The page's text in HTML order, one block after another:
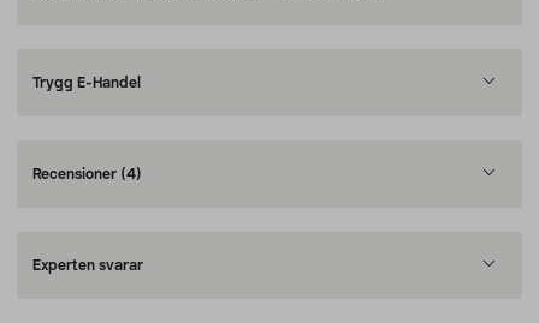
Trygg E-Handel
Recensioner (4)
Experten svarar